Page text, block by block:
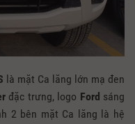
là mặt Ca lăng lớn mạ đen
đặc trưng, logo Ford sáng
2 bên mặt Ca lăng là hệ